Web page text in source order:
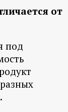
от
под